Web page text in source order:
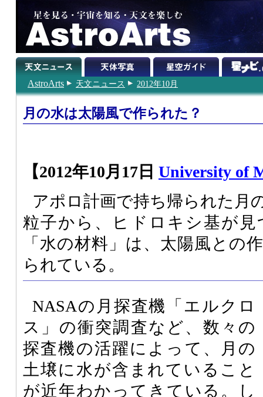
AstroArts 天文ニュース 2012年10月
月の水は太陽風で作られた？
【2012年10月17日 University of
アポロ計画で持ち帰られた月
粒子から、ヒドロキシ基が
「水の材料」は、太陽風との
られている。
NASAの月探査機「エルクロ
ス」の衝突調査など、数々の
探査機の活躍によって、月の
土壌に水が含まれていること
が近年わかってきている。し